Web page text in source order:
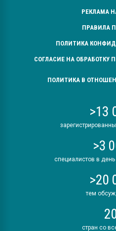
РЕКЛАМА
ПРАВИЛА
ПОЛИТИКА
СОГЛАСИЕ НА ОБРАБОТКУ
ПОЛИТИКА В
>13
>3
специалистов в
>20
тем
стран со